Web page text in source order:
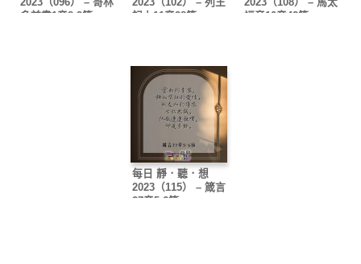
多前書1章8-9節
記上11章28節
福音10章42節
每日 靜．聽．想
2023（115） – 箴言
27章5-6節